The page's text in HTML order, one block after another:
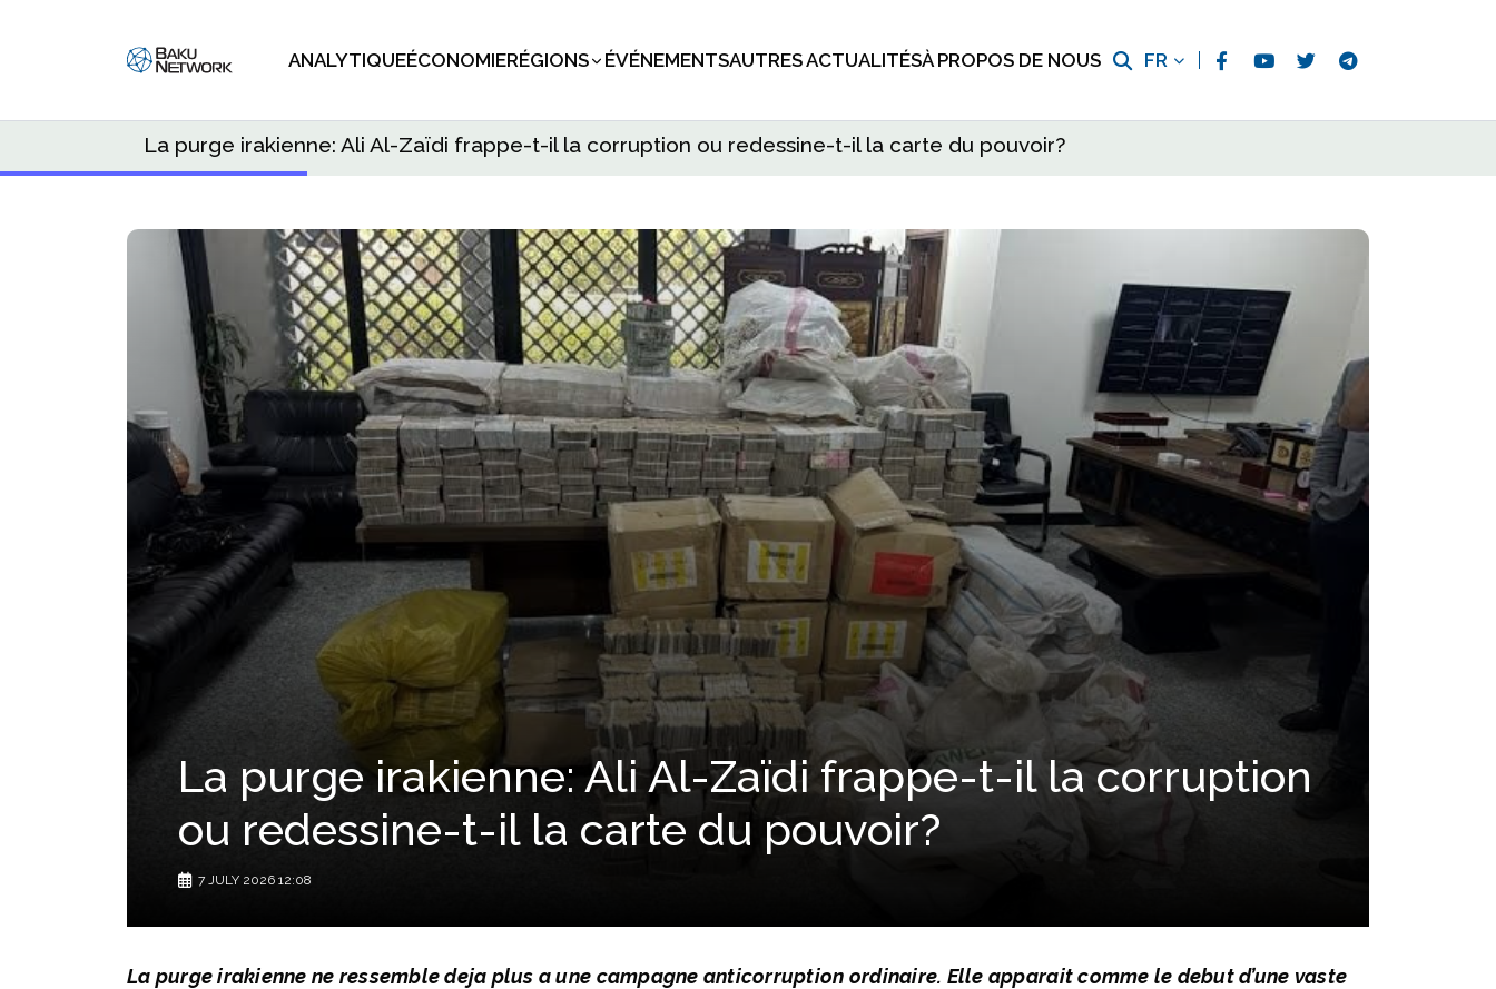
ANALYTIQUEÉCONOMIERÉGIONS ÉVÉNEMENTSAUTRES ACTUALITÉSÀ PROPOS DE NOUS FR
La purge irakienne: Ali Al-Zaïdi frappe-t-il la corruption ou redessine-t-il la carte du pouvoir?
La purge irakienne: Ali Al-Zaïdi frappe-t-il la corruption
ou redessine-t-il la carte du pouvoir?
7 JULY 2026 12:08
La purge irakienne ne ressemble deja plus a une campagne anticorruption ordinaire. Elle apparait comme le debut d’une vaste